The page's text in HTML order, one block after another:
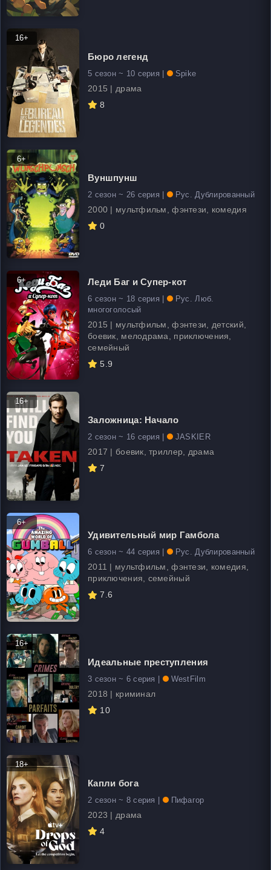
16+
Бюро легенд
5 сезон ~ 10 серия | Spike
2015 | драма
8
6+
Вуншпунш
2 сезон ~ 26 серия | Рус. Дублированный
2000 | мультфильм, фэнтези, комедия
0
6+ Леди Баг и Супер-кот
6 сезон ~ 18 серия |
Рус. Люб.
многоголосый
2015 | мультфильм, фэнтези, детский,
боевик, мелодрама, приключения,
семейный
5.9
16+
Заложница: Начало
2 сезон ~ 16 серия | JASKIER
2017 | боевик, триллер, драма
7
6+
Удивительный мир Гамбола
6 сезон ~ 44 серия | Рус. Дублированный
2011 | мультфильм, фэнтези, комедия,
приключения, семейный
7.6
16+
Идеальные преступления
3 сезон ~ 6 серия | WestFilm
2018 | криминал
10
18+
Капли бога
2 сезон ~ 8 серия | Пифагор
2023 | драма
4